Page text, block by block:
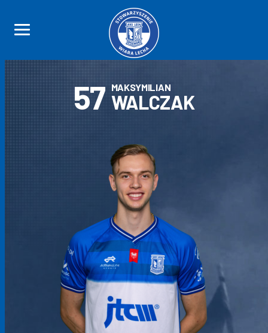
57 MAKSYMILIAN
WALCZAK